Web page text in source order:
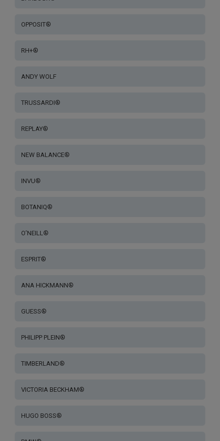
OPPOSIT®
RH+®
ANDY WOLF
TRUSSARDI®
REPLAY®
NEW BALANCE®
INVU®
BOTANIQ®
O’NEILL®
ESPRIT®
ANA HICKMANN®
GUESS®
PHILIPP PLEIN®
TIMBERLAND®
VICTORIA BECKHAM®
HUGO BOSS®